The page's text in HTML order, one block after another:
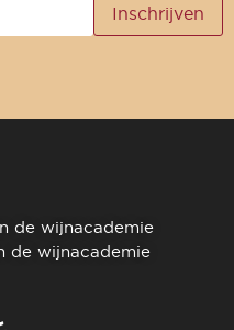
de wijnacademie
de wijnacademie